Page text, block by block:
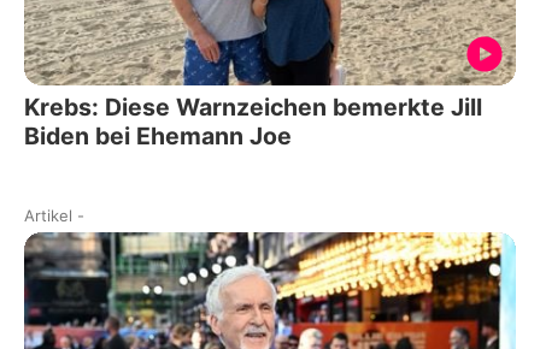
Krebs: Diese Warnzeichen bemerkte Jill
Biden bei Ehemann Joe
Artikel -